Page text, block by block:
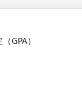
GPA）